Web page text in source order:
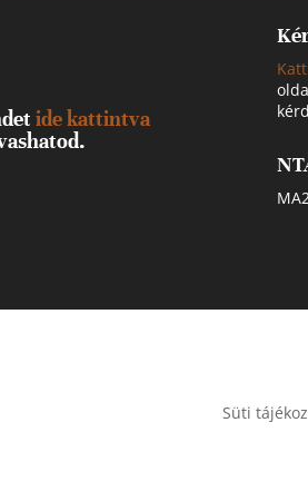
ide kattintva
Süti